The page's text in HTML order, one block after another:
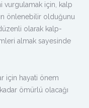
vurgulamak için, kalp
önlenebilir olduğunu
olarak kalp-
almak sayesinde
için hayati önem
kadar ömürlü olacağı